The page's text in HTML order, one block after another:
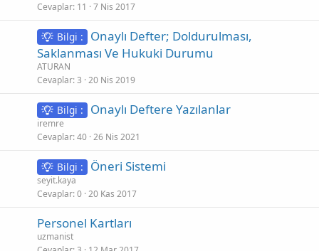
Cevaplar 11 7 Nis 2017
Bilgi :
Onaylı Defter; Doldurulması,
Saklanması Ve Hukuki Durumu
ATURAN
Cevaplar 3 20 Nis 2019
Bilgi : Onaylı Deftere Yazılanlar
iremre
Cevaplar 40 26 Nis 2021
Bilgi : Öneri Sistemi
seyit.kaya
Cevaplar 0 20 Kas 2017
Personel Kartları
uzmanist